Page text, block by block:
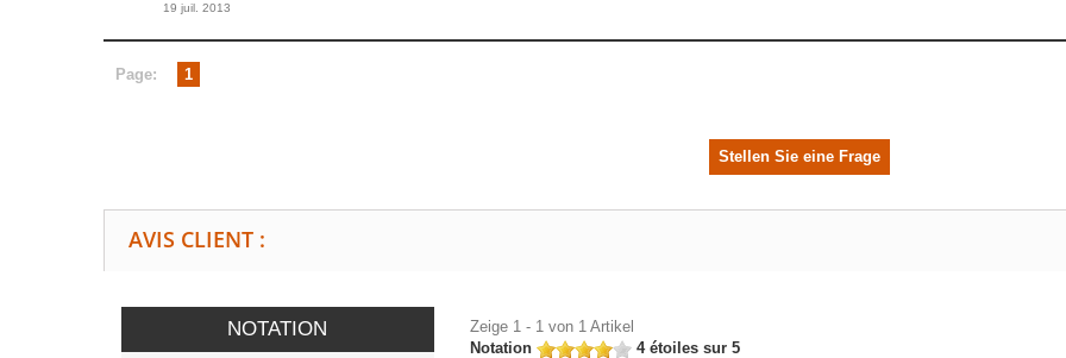
19 juil. 2013
Page: 1
Stellen Sie eine Frage
AVIS CLIENT :
NOTATION
Zeige 1 - 1 von 1 Artikel
Notation 4 étoiles sur 5